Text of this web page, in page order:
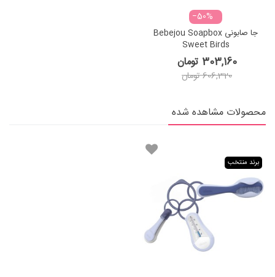
‎−50%
جا صابونی Bebejou Soapbox
Sweet Birds
303,160 تومان
606,320 تومان
محصولات مشاهده شده
برند منتخب